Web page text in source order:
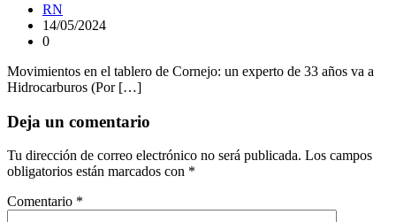
RN
14/05/2024
0
Movimientos en el tablero de Cornejo: un experto de 33 años va a
Hidrocarburos (Por […]
Deja un comentario
Tu dirección de correo electrónico no será publicada. Los campos
obligatorios están marcados con *
Comentario *